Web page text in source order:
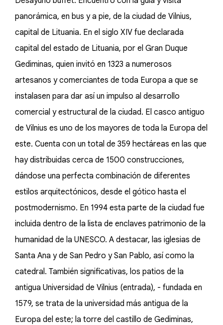
panorámica, en bus y a pie, de la ciudad de Vilnius,
capital de Lituania. En el siglo XIV fue declarada
capital del estado de Lituania, por el Gran Duque
Gediminas, quien invitó en 1323 a numerosos
artesanos y comerciantes de toda Europa a que se
instalasen para dar así un impulso al desarrollo
comercial y estructural de la ciudad. El casco antiguo
de Vilnius es uno de los mayores de toda la Europa del
este. Cuenta con un total de 359 hectáreas en las que
hay distribuidas cerca de 1500 construcciones,
dándose una perfecta combinación de diferentes
estilos arquitectónicos, desde el gótico hasta el
postmodernismo. En 1994 esta parte de la ciudad fue
incluida dentro de la lista de enclaves patrimonio de la
humanidad de la UNESCO. A destacar, las iglesias de
Santa Ana y de San Pedro y San Pablo, así como la
catedral. También significativas, los patios de la
antigua Universidad de Vilnius (entrada), - fundada en
1579, se trata de la universidad más antigua de la
Europa del este; la torre del castillo de Gediminas,